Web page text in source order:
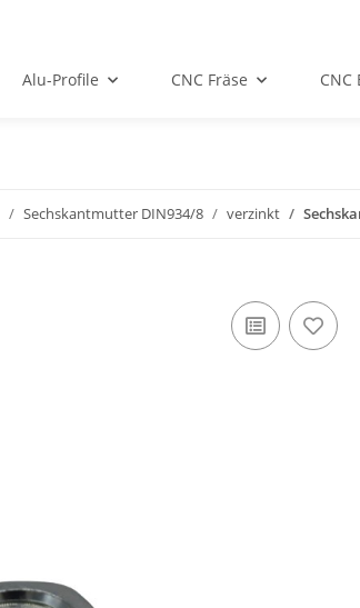
Alu-Profile CNC Fräse
Sechskantmutter DIN934/8 verzinkt